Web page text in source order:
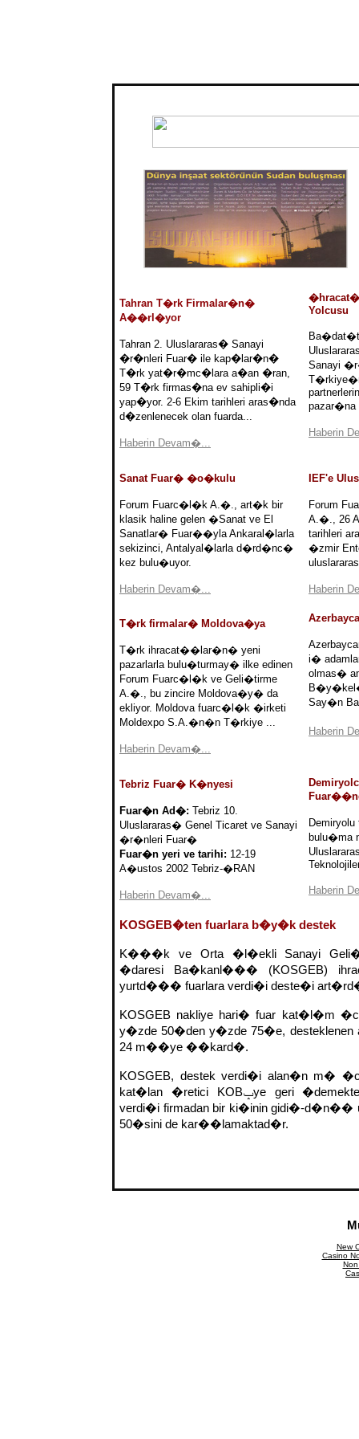
Tahran T�rk Firmalar�n�
A��rl�yor
Tahran 2. Uluslararas� Sanayi
�r�nleri Fuar� ile kap�lar�n�
T�rk yat�r�mc�lara a�an �ran,
59 T�rk firmas�na ev sahipli�i
yap�yor. 2-6 Ekim tarihleri aras�nda
d�zenlenecek olan fuarda...
Haberin Devam�...
Yolcusu
Sanayi
pazar�na
Haberin
Sanat Fuar� �o�kulu
Forum Fuarc�l�k A.�., art�k bir
klasik haline gelen �Sanat ve El
Sanatlar� Fuar��yla Ankaral�larla
sekizinci, Antalyal�larla d�rd�nc�
kez bulu�uyor.
Haberin Devam�...
IEF'e
Forum
A.�., 26
tarihleri
�zmir
Haberin
T�rk firmalar� Moldova�ya
T�rk ihracat��lar�n� yeni
pazarlarla bulu�turmay� ilke edinen
Forum Fuarc�l�k ve Geli�tirme
A.�., bu zincire Moldova�y� da
ekliyor. Moldova fuarc�l�k �irketi
Moldexpo S.A.�n�n T�rkiye ...
Haberin Devam�...
i�
olmas�
Say�n
Haberin
Tebriz Fuar� K�nyesi
Fuar�n Ad�: Tebriz 10.
Uluslararas� Genel Ticaret ve Sanayi
�r�nleri Fuar�
Fuar�n yeri ve tarihi: 12-19
A�ustos 2002 Tebriz-�RAN
Haberin Devam�...
bulu�ma
Haberin
KOSGEB�ten fuarlara b�y�k destek
K���k ve Orta �l�ekli Sanayi
�daresi Ba�kanl��� (KOSGEB)
yurtd��� fuarlara verdi�i deste�i
KOSGEB nakliye hari� fuar kat�l�m
y�zde 50�den y�zde 75�e,
24 m��ye ��kard�.
KOSGEB, destek verdi�i alan�n m�
kat�lan �retici KOBݒye geri �demektedir. KOSGEB, destek
verdi�i firmadan bir ki�inin gidi�-d�n��
50�sini de kar��lamaktad�r.
New
Casino